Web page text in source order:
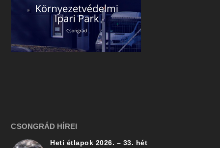
CSONGRÁD HÍREI
Heti étlapok 2026. – 33. hét